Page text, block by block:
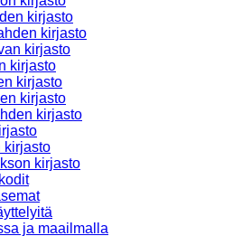
kirjasto
kirjasto
kirjasto
kirjasto
kirjasto
kirjasto
kirjasto
kirjasto
kirjasto
ja maailmalla